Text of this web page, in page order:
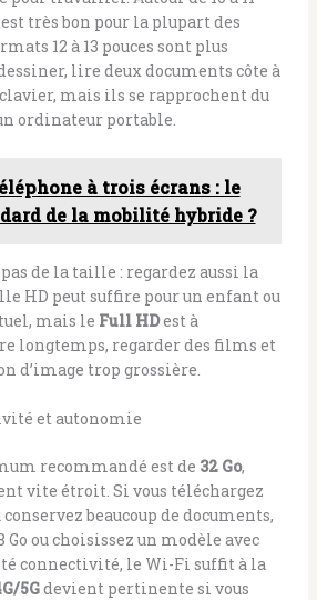
très bon pour la plupart des
12 à 13 pouces sont plus
lire deux documents côte à
mais ils se rapprochent du
ordinateur portable.
à trois écrans : le
de la mobilité hybride ?
de la taille : regardez aussi la
HD peut suffire pour un enfant ou
mais le Full HDest à
longtemps, regarder des films et
d’image trop grossière.
et autonomie
recommandé est de 32 Go,
vite étroit. Si vous téléchargez
conservez beaucoup de documents,
Go ou choisissez un modèle avec
connectivité, le Wi-Fi suffit à la
5Gdevient pertinente si vous